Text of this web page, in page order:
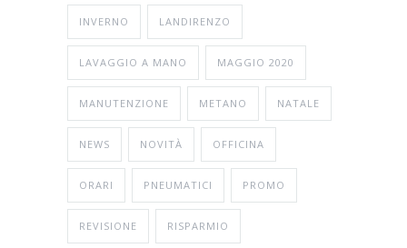
INVERNO LANDIRENZO
LAVAGGIO A MANO MAGGIO 2020
MANUTENZIONE METANO NATALE
NEWS NOVITÀ OFFICINA
ORARI PNEUMATICI PROMO
REVISIONE RISPARMIO